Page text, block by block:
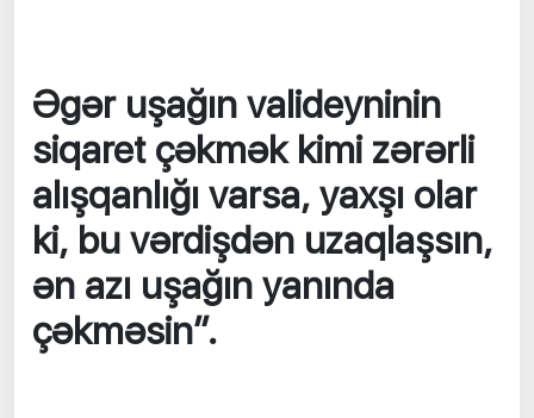
Əgər uşağın valideyninin
siqaret çəkmək kimi zərərli
alışqanlığı varsa, yaxşı olar
ki, bu vərdişdən uzaqlaşsın,
ən azı uşağın yanında
çəkməsin”.